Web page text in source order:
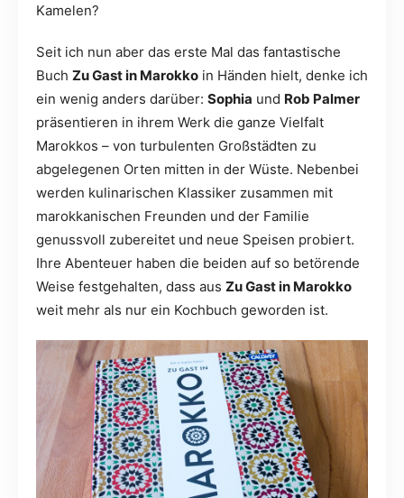
Kamelen?
Seit ich nun aber das erste Mal das fantastische
Buch Zu Gast in Marokko in Händen hielt, denke ich
ein wenig anders darüber: Sophia und Rob Palmer
präsentieren in ihrem Werk die ganze Vielfalt
Marokkos – von turbulenten Großstädten zu
abgelegenen Orten mitten in der Wüste. Nebenbei
werden kulinarischen Klassiker zusammen mit
marokkanischen Freunden und der Familie
genussvoll zubereitet und neue Speisen probiert.
Ihre Abenteuer haben die beiden auf so betörende
Weise festgehalten, dass aus Zu Gast in Marokko
weit mehr als nur ein Kochbuch geworden ist.